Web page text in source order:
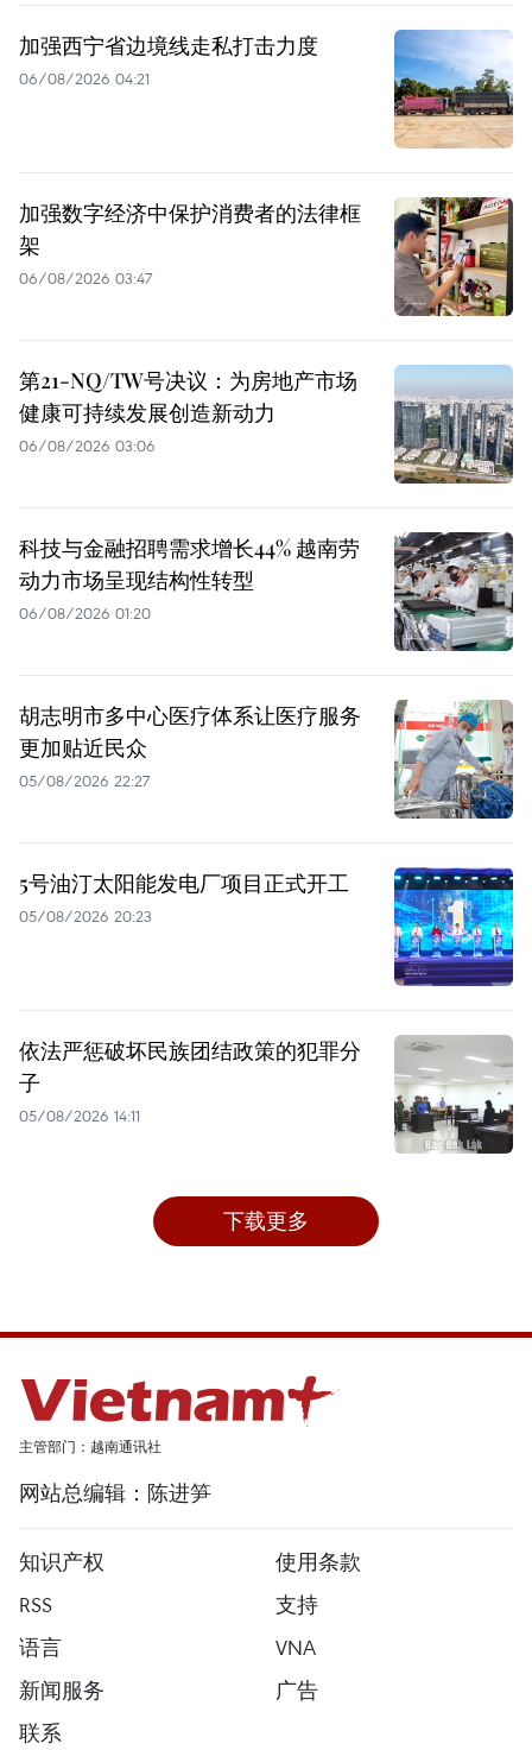
加强西宁省边境线走私打击力度
06/08/2026 04:21
加强数字经济中保护消费者的法律框
架
06/08/2026 03:47
第21-NQ/TW号决议：为房地产市场
健康可持续发展创造新动力
06/08/2026 03:06
科技与金融招聘需求增长44% 越南劳
动力市场呈现结构性转型
06/08/2026 01:20
胡志明市多中心医疗体系让医疗服务
更加贴近民众
05/08/2026 22:27
5号油汀太阳能发电厂项目正式开工
05/08/2026 20:23
依法严惩破坏民族团结政策的犯罪分
子
05/08/2026 14:11
下载更多
主管部门：越南通讯社
网站总编辑：陈进笋
知识产权
使用条款
RSS
支持
语言
VNA
新闻服务
广告
联系